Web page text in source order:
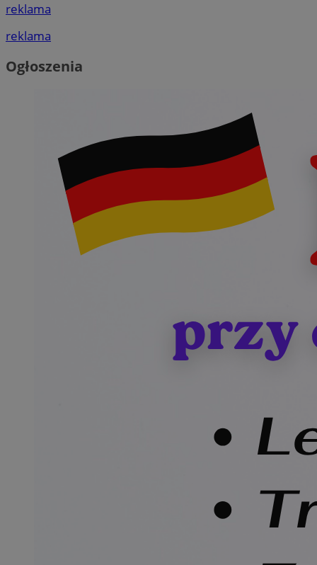
reklama
reklama
Ogłoszenia